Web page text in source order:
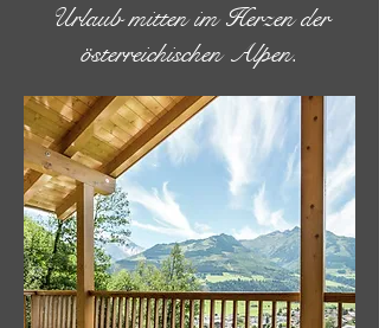
Urlaub mitten im Herzen der
österreichischen Alpen.